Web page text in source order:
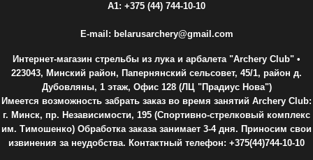
A1: +375 (44) 744-10-10
E-mail: belarusarchery@gmail.com
Интернет-магазин стрельбы из лука и арбалета "Archery Club" •
223043, Минский район, Папернянский сельсовет, 45/1, район д.
Дубовляны, 1 этаж, Офис 128 (ЛЦ "Прадиус Нова")
Имеется возможность забрать заказ во время занятий Archery Club:
г. Минск, пр. Независимости, 195 (Спортивно-стрелковый комплекс
им. Тимошенко) Обработка заказа занимает 3-4 дня. Приносим свои
извинения за неудобства. Контактный телефон: +375(44)744-10-10